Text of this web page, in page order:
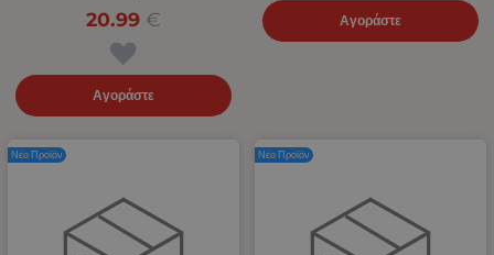
20.99 €
Αγοράστε
Αγοράστε
Νέο Προϊόν Νέο Προϊόν